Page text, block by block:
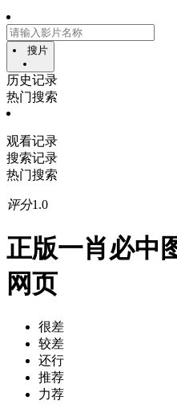
搜片
历史记录
热门搜索
观看记录
搜索记录
热门搜索
评分1.0
正版一肖必中
网页
很差
较差
还行
推荐
力荐